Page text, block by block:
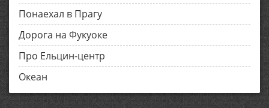
Понаехал в Прагу
Дорога на Фукуоке
Про Ельцин-центр
Океан